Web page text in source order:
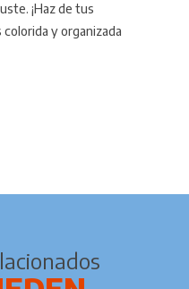
¡Haz de tus
y organizada